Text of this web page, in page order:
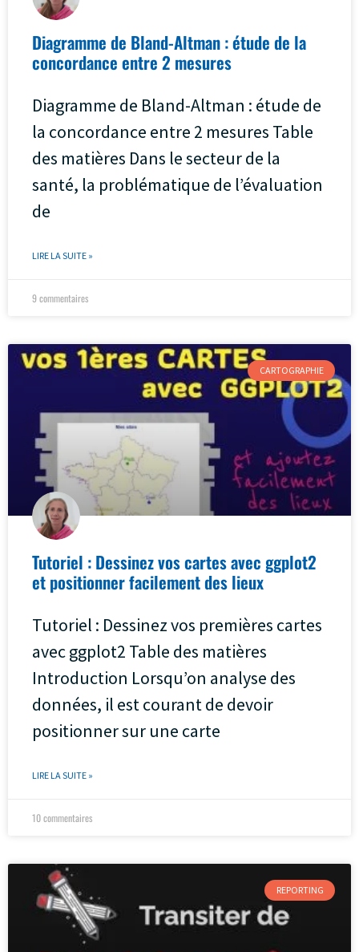
Diagramme de Bland-Altman : étude de la
concordance entre 2 mesures
Diagramme de Bland-Altman : étude de
la concordance entre 2 mesures Table
des matières Dans le secteur de la
santé, la problématique de l’évaluation
de
LIRE LA SUITE »
9 commentaires
CARTOGRAPHIE
Tutoriel : Dessinez vos cartes avec ggplot2
et positionner facilement des lieux
Tutoriel : Dessinez vos premières cartes
avec ggplot2 Table des matières
Introduction Lorsqu’on analyse des
données, il est courant de devoir
positionner sur une carte
LIRE LA SUITE »
10 commentaires
REPORTING